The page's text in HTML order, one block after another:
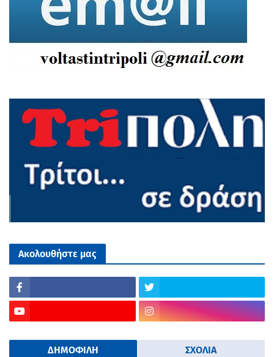
Ακολουθήστε μας
ΔΗΜΟΦΙΛΗ ΣΧΟΛΙΑ